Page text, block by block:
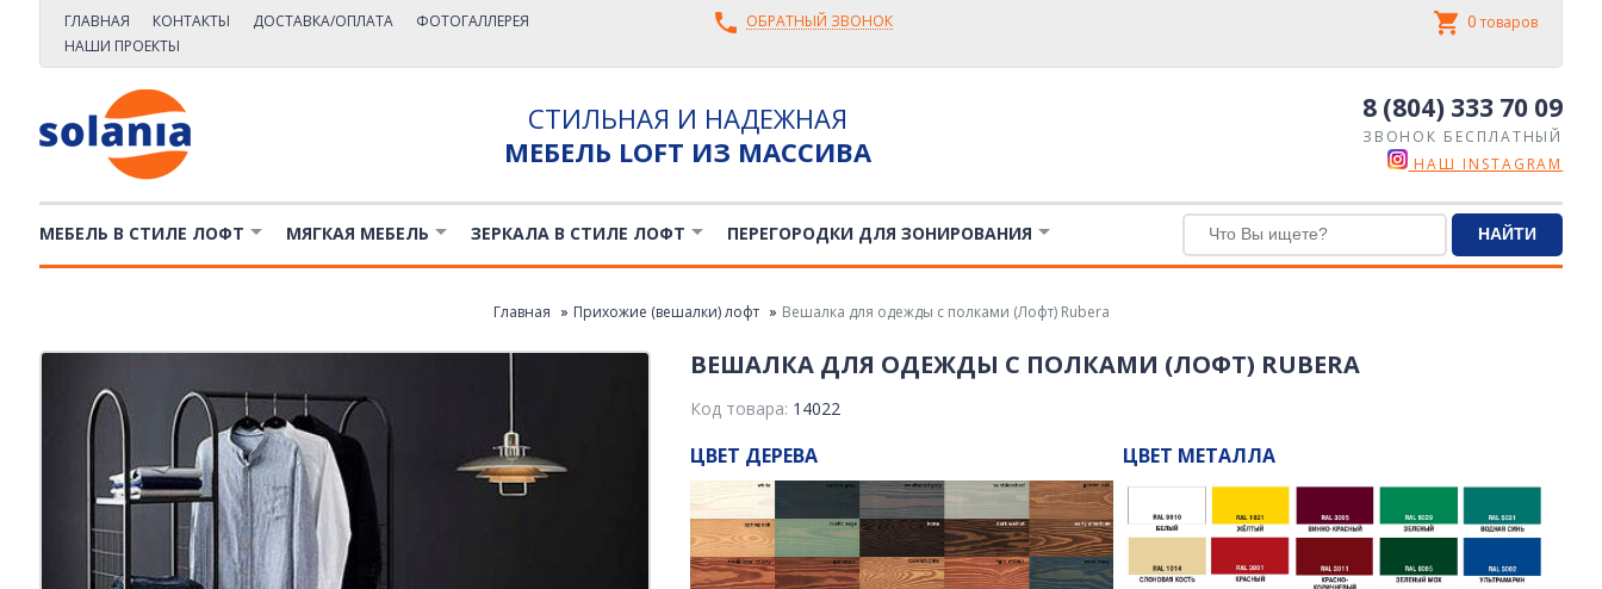
ГЛАВНАЯ КОНТАКТЫ ДОСТАВКА/ОПЛАТА
ФОТОГАЛЛЕРЕЯ
НАШИ ПРОЕКТЫ
ОБРАТНЫЙ ЗВОНОК 0 товаров
СТИЛЬНАЯ И НАДЕЖНАЯ
МЕБЕЛЬ LOFT ИЗ МАССИВА
8 (804) 333 70 09
ЗВОНОК БЕСПЛАТНЫЙ
НАШ INSTAGRAM
МЕБЕЛЬ В СТИЛЕ ЛОФТ МЯГКАЯ МЕБЕЛЬ ЗЕРКАЛА В СТИЛЕ ЛОФТ ПЕРЕГОРОДКИ ДЛЯ ЗОНИРОВАНИЯ
Главная Прихожие (вешалки) лофт Вешалка для одежды с полками (Лофт) Rubera
ВЕШАЛКА ДЛЯ ОДЕЖДЫ С ПОЛКАМИ (ЛОФТ) RUBERA
Код товара: 14022
ЦВЕТ ДЕРЕВА ЦВЕТ МЕТАЛЛА